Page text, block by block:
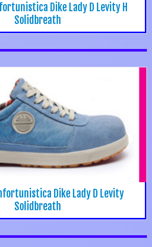
Dike Lady D Levity H
Solidbreath
Dike Lady D Levity
Solidbreath